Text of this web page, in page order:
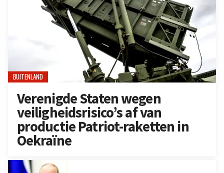
BUITENLAND
Verenigde Staten wegen
veiligheidsrisico’s af van
productie Patriot-raketten in
Oekraïne